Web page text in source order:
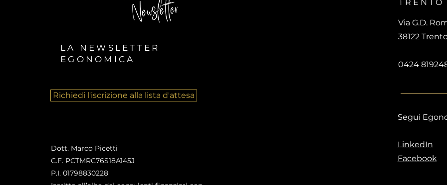
LA NEWSLETTER
EGONOMICA
Richiedi l'iscrizione alla lista d'attesa
Dott. Marco Picetti
C.F. PCTMRC76S18A145J
P.I. 01798830228
TRENTO
Via G.D.
38122
0424
Segui
LinkedIn
Facebook